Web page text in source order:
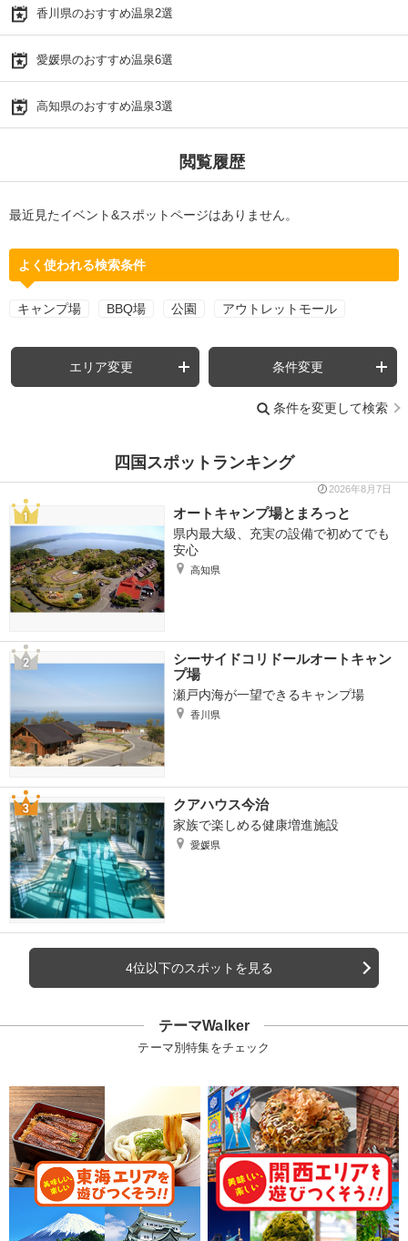
香川県のおすすめ温泉2選
愛媛県のおすすめ温泉6選
高知県のおすすめ温泉3選
閲覧履歴
最近見たイベント&スポットページはありません。
よく使われる検索条件
キャンプ場 BBQ場 公園 アウトレットモール
エリア変更 条件変更
条件を変更して検索
四国スポットランキング
2026年8月7日
オートキャンプ場とまろっと
県内最大級、充実の設備で初めてでも
安心
高知県
シーサイドコリドールオートキャン
プ場
瀬戸内海が一望できるキャンプ場
香川県
クアハウス今治
家族で楽しめる健康増進施設
愛媛県
4位以下のスポットを見る
テーマWalker
テーマ別特集をチェック